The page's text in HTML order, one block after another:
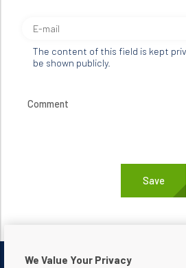
The content of this field is kept
be shown publicly.
We Value Your Privacy